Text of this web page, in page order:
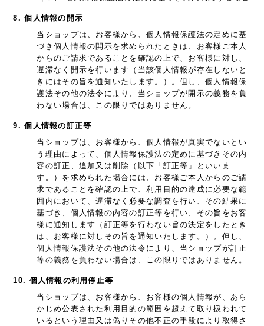
8. 個人情報の開示
当ショップは、お客様から、個人情報保護法の定めに基
づき個人情報の開示を求められたときは、お客様ご本人
からのご請求であることを確認の上で、お客様に対し、
遅滞なく開示を行います（当該個人情報が存在しないと
きにはその旨を通知いたします。）。但し、個人情報保
護法その他の法令により、当ショップが開示の義務を負
わない場合は、この限りではありません。
9. 個人情報の訂正等
当ショップは、お客様から、個人情報が真実でないとい
う理由によって、個人情報保護法の定めに基づきその内
容の訂正、追加又は削除（以下「訂正等」といいま
す。）を求められた場合には、お客様ご本人からのご請
求であることを確認の上で、利用目的の達成に必要な範
囲内において、遅滞なく必要な調査を行い、その結果に
基づき、個人情報の内容の訂正等を行い、その旨をお客
様に通知します（訂正等を行わない旨の決定をしたとき
は、お客様に対しその旨を通知いたします。）。但し、
個人情報保護法その他の法令により、当ショップが訂正
等の義務を負わない場合は、この限りではありません。
10. 個人情報の利用停止等
当ショップは、お客様から、お客様の個人情報が、あら
かじめ公表された利用目的の範囲を超えて取り扱われて
いるという理由又は偽りその他不正の手段により取得さ